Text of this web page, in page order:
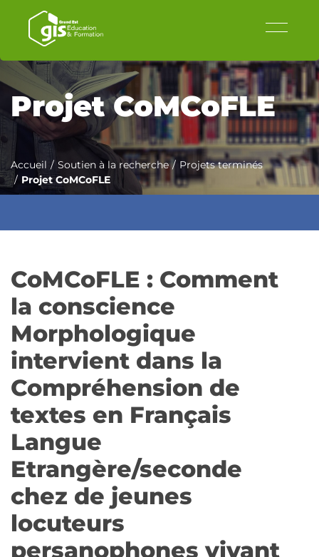
Projet CoMCoFLE
Accueil Soutien à la recherche
Projets terminés
Projet CoMCoFLE
CoMCoFLE : Comment
la conscience
Morphologique
intervient dans la
Compréhension de
textes en Français
Langue
Etrangère/seconde
chez de jeunes
locuteurs
persanophones vivant